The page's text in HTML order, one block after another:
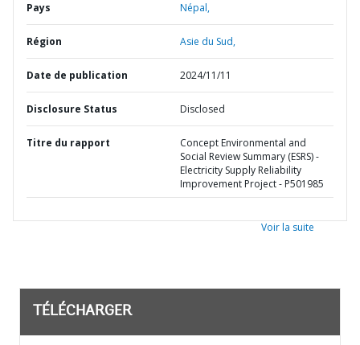
Pays Népal,
Région Asie du Sud,
Date de publication 2024/11/11
Disclosure Status Disclosed
Titre du rapport
Concept Environmental and
Social Review Summary (ESRS) -
Electricity Supply Reliability
Improvement Project - P501985
Voir la suite
TÉLÉCHARGER